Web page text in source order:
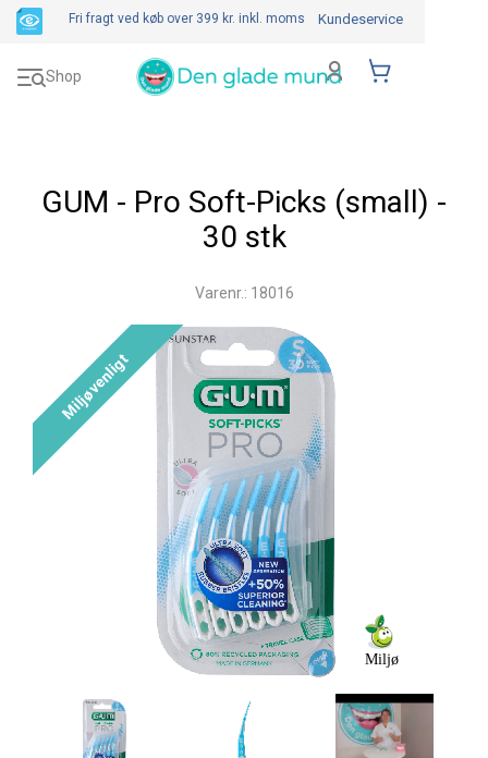
GUM - Pro Soft-Picks (small) -
30 stk
Varenr.: 18016
Miljø
Miljøvenligt
Fri fragt ved køb over 399 kr. inkl. moms Kundeservice
Shop
Toggle
navigation